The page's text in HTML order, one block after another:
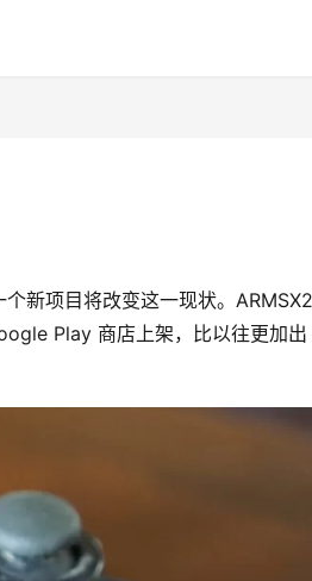
新项目将改变这一现状。
Play 商店上架，比以往更加出